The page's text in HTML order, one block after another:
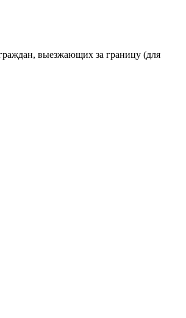
выезжающих за границу (для